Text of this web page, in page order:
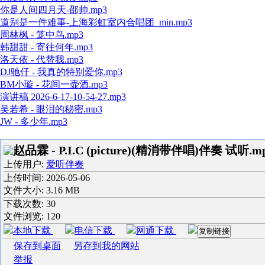
你是人间四月天-邵帅.mp3
道别是一件难事-上海彩虹室内合唱团_min.mp3
周林枫 - 笼中鸟.mp3
韩甜甜 - 寄往何年.mp3
洛天依 - 代替我.mp3
DJ驰仔 - 我真的特别爱你.mp3
BM小璇 - 花间一壶酒.mp3
演讲稿 2026-6-17-10-54-27.mp3
吴若希 - 眼泪的秘密.mp3
JW - 多少年.mp3
赵品霖 - P.I.C (picture)(精消带伴唱)伴奏 试听
上传用户: 爱听伴奏
上传时间: 2026-05-06
文件大小: 3.16 MB
下载次数: 30
文件浏览: 120
本地下载
电信下载 网通下载 复制链接
保存到桌面
另存到我的网站
举报